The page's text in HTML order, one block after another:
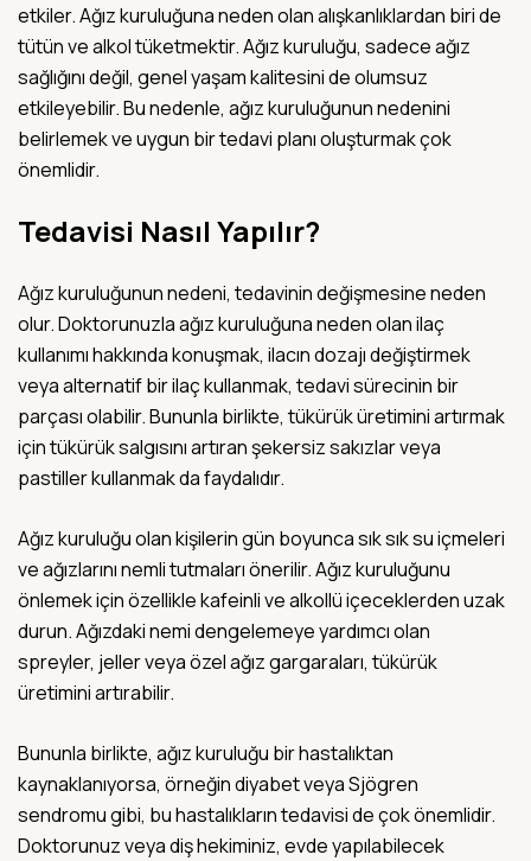
etkiler. Ağız kuruluğuna neden olan alışkanlıklardan biri de
tütün ve alkol tüketmektir. Ağız kuruluğu, sadece ağız
sağlığını değil, genel yaşam kalitesini de olumsuz
etkileyebilir. Bu nedenle, ağız kuruluğunun nedenini
belirlemek ve uygun bir tedavi planı oluşturmak çok
önemlidir.
Tedavisi Nasıl Yapılır?
Ağız kuruluğunun nedeni, tedavinin değişmesine neden
olur. Doktorunuzla ağız kuruluğuna neden olan ilaç
kullanımı hakkında konuşmak, ilacın dozajı değiştirmek
veya alternatif bir ilaç kullanmak, tedavi sürecinin bir
parçası olabilir. Bununla birlikte, tükürük üretimini artırmak
için tükürük salgısını artıran şekersiz sakızlar veya
pastiller kullanmak da faydalıdır.
Ağız kuruluğu olan kişilerin gün boyunca sık sık su içmeleri
ve ağızlarını nemli tutmaları önerilir. Ağız kuruluğunu
önlemek için özellikle kafeinli ve alkollü içeceklerden uzak
durun. Ağızdaki nemi dengelemeye yardımcı olan
spreyler, jeller veya özel ağız gargaraları, tükürük
üretimini artırabilir.
Bununla birlikte, ağız kuruluğu bir hastalıktan
kaynaklanıyorsa, örneğin diyabet veya Sjögren
sendromu gibi, bu hastalıkların tedavisi de çok önemlidir.
Doktorunuz veya diş hekiminiz, evde yapılabilecek